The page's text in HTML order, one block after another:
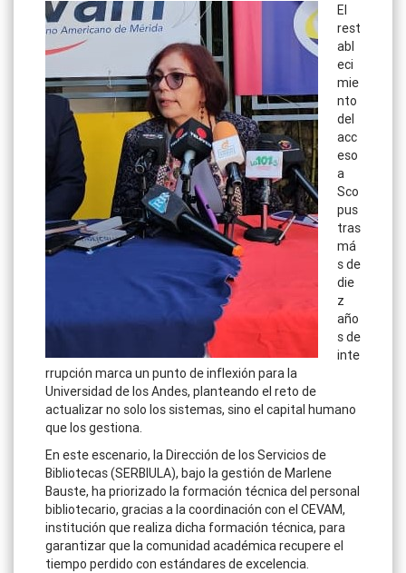
El
rest
abl
eci
mie
nto
del
acc
eso
a
Sco
pus
tras
má
s de
die
z
año
s de
inte
rrupción marca un punto de inflexión para la
Universidad de los Andes, planteando el reto de
actualizar no solo los sistemas, sino el capital humano
que los gestiona.
En este escenario, la Dirección de los Servicios de
Bibliotecas (SERBIULA), bajo la gestión de Marlene
Bauste, ha priorizado la formación técnica del personal
bibliotecario, gracias a la coordinación con el CEVAM,
institución que realiza dicha formación técnica, para
garantizar que la comunidad académica recupere el
tiempo perdido con estándares de excelencia.